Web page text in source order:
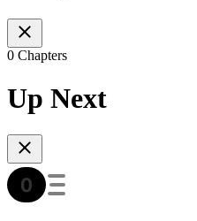
0 Chapters
Up Next